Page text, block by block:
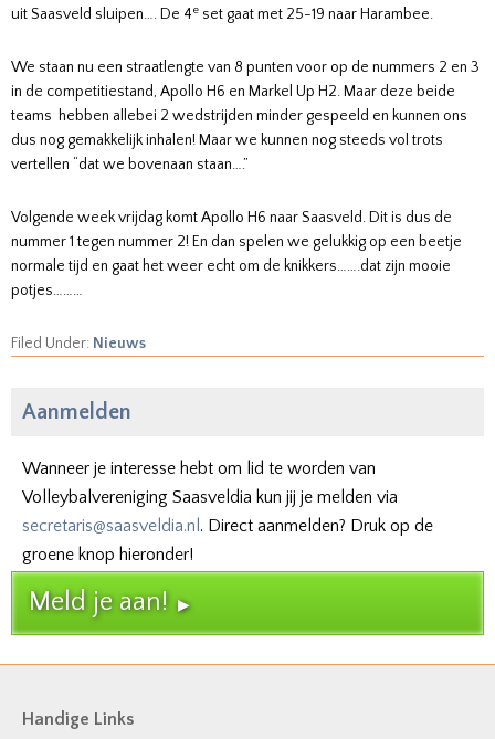
uit Saasveld sluipen…. De 4e set gaat met 25-19 naar Harambee.
We staan nu een straatlengte van 8 punten voor op de nummers 2 en 3
in de competitiestand, Apollo H6 en Markel Up H2. Maar deze beide
teams hebben allebei 2 wedstrijden minder gespeeld en kunnen ons
dus nog gemakkelijk inhalen! Maar we kunnen nog steeds vol trots
vertellen “dat we bovenaan staan….”
Volgende week vrijdag komt Apollo H6 naar Saasveld. Dit is dus de
nummer 1 tegen nummer 2! En dan spelen we gelukkig op een beetje
normale tijd en gaat het weer echt om de knikkers…….dat zijn mooie
potjes………
Filed Under: Nieuws
Aanmelden
Wanneer je interesse hebt om lid te worden van
Volleybalvereniging Saasveldia kun jij je melden via
secretaris@saasveldia.nl . Direct aanmelden? Druk op de
groene knop hieronder!
Meld je aan!
Handige Links